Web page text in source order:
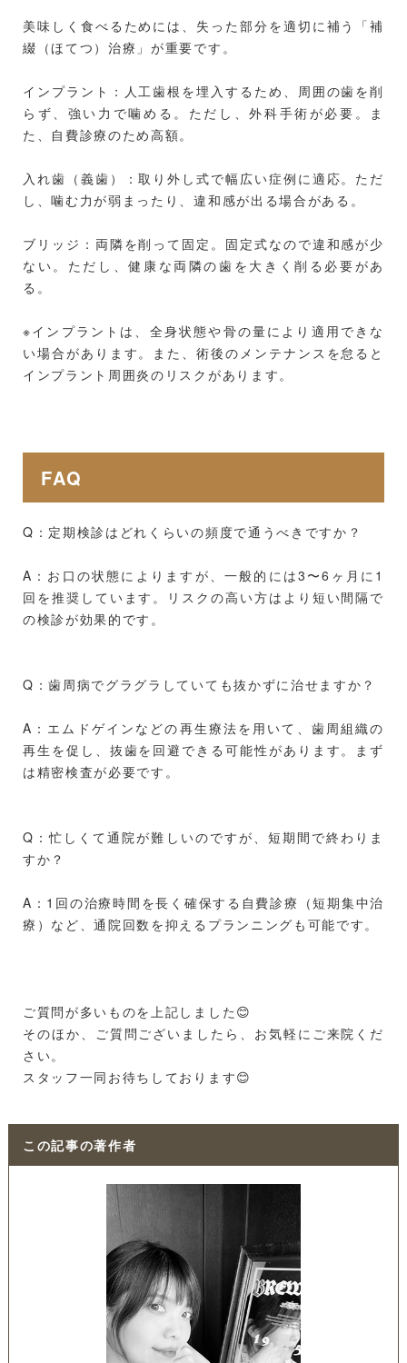
美味しく食べるためには、失った部分を適切に補う「補
綴（ほてつ）治療」が重要です。
インプラント：人工歯根を埋入するため、周囲の歯を削
らず、強い力で噛める。ただし、外科手術が必要。ま
た、自費診療のため高額。
入れ歯（義歯）：取り外し式で幅広い症例に適応。ただ
し、噛む力が弱まったり、違和感が出る場合がある。
ブリッジ：両隣を削って固定。固定式なので違和感が少
ない。ただし、健康な両隣の歯を大きく削る必要があ
る。
※インプラントは、全身状態や骨の量により適用できな
い場合があります。また、術後のメンテナンスを怠ると
インプラント周囲炎のリスクがあります。
FAQ
Q：定期検診はどれくらいの頻度で通うべきですか？
A：お口の状態によりますが、一般的には3〜6ヶ月に1
回を推奨しています。リスクの高い方はより短い間隔で
の検診が効果的です。
Q：歯周病でグラグラしていても抜かずに治せますか？
A：エムドゲインなどの再生療法を用いて、歯周組織の
再生を促し、抜歯を回避できる可能性があります。まず
は精密検査が必要です。
Q：忙しくて通院が難しいのですが、短期間で終わりま
すか？
A：1回の治療時間を長く確保する自費診療（短期集中治
療）など、通院回数を抑えるプランニングも可能です。
ご質問が多いものを上記しました😊
そのほか、ご質問ございましたら、お気軽にご来院くだ
さい。
スタッフ一同お待ちしております😊
この記事の著作者